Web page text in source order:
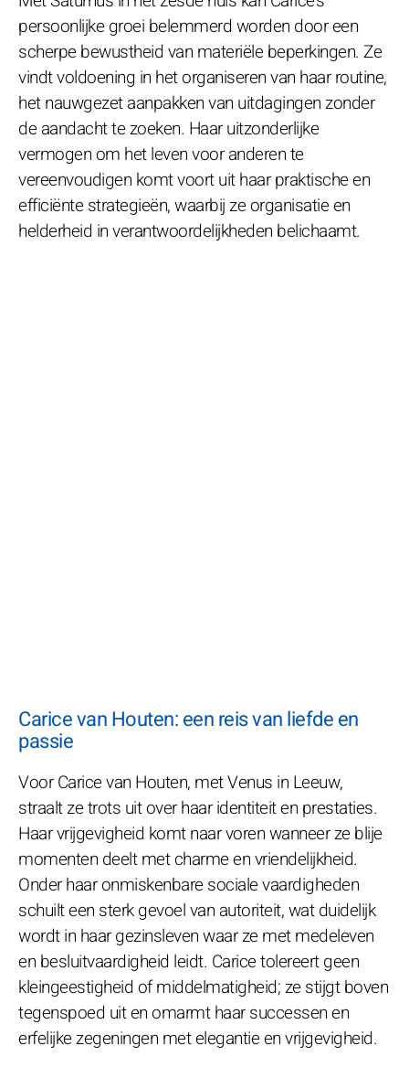
persoonlijke groei belemmerd worden door een
scherpe bewustheid van materiële beperkingen. Ze
vindt voldoening in het organiseren van haar routine,
het nauwgezet aanpakken van uitdagingen zonder
de aandacht te zoeken. Haar uitzonderlijke
vermogen om het leven voor anderen te
vereenvoudigen komt voort uit haar praktische en
efficiënte strategieën, waarbij ze organisatie en
helderheid in verantwoordelijkheden belichaamt.
Carice van Houten: een reis van liefde en
passie
Voor Carice van Houten, met Venus in Leeuw,
straalt ze trots uit over haar identiteit en prestaties.
Haar vrijgevigheid komt naar voren wanneer ze blije
momenten deelt met charme en vriendelijkheid.
Onder haar onmiskenbare sociale vaardigheden
schuilt een sterk gevoel van autoriteit, wat duidelijk
wordt in haar gezinsleven waar ze met medeleven
en besluitvaardigheid leidt. Carice tolereert geen
kleingeestigheid of middelmatigheid; ze stijgt boven
tegenspoed uit en omarmt haar successen en
erfelijke zegeningen met elegantie en vrijgevigheid.